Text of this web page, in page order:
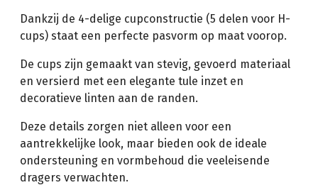
Dankzij de 4-delige cupconstructie (5 delen voor H-
cups) staat een perfecte pasvorm op maat voorop.
De cups zijn gemaakt van stevig, gevoerd materiaal
en versierd met een elegante tule inzet en
decoratieve linten aan de randen.
Deze details zorgen niet alleen voor een
aantrekkelijke look, maar bieden ook de ideale
ondersteuning en vormbehoud die veeleisende
dragers verwachten.